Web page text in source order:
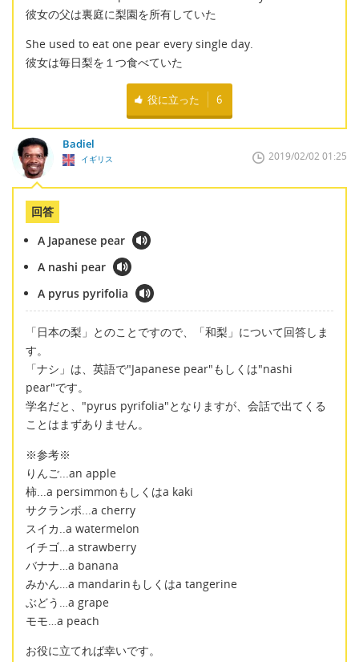
彼女の父は裏庭に梨園を所有していた
She used to eat one pear every single day.
彼女は毎日梨を１つ食べていた
役に立った 6
Badiel
イギリス 2019/02/02 01:25
回答
A Japanese pear
A nashi pear
A pyrus pyrifolia
「日本の梨」とのことですので、「和梨」について回答しま
す。
「ナシ」は、英語で"Japanese pear"もしくは"nashi
pear"です。
学名だと、"pyrus pyrifolia"となりますが、会話で出てくる
ことはまずありません。
※参考※
りんご...an apple
柿...a persimmonもしくはa kaki
サクランボ...a cherry
スイカ..a watermelon
イチゴ…a strawberry
バナナ…a banana
みかん…a mandarinもしくはa tangerine
ぶどう…a grape
モモ…a peach
お役に立てれば幸いです。